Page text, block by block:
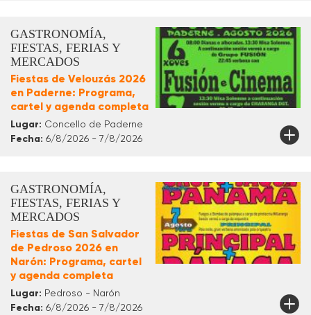
GASTRONOMÍA,
FIESTAS, FERIAS Y
MERCADOS
Fiestas de Velouzás 2026
en Paderne: Programa,
cartel y agenda completa
Lugar: Concello de Paderne
Fecha: 6/8/2026 - 7/8/2026
GASTRONOMÍA,
FIESTAS, FERIAS Y
MERCADOS
Fiestas de San Salvador
de Pedroso 2026 en
Narón: Programa, cartel
y agenda completa
Lugar: Pedroso - Narón
Fecha: 6/8/2026 - 7/8/2026